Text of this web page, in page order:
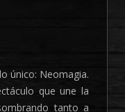
único: Neomagia.
que une la
tanto a